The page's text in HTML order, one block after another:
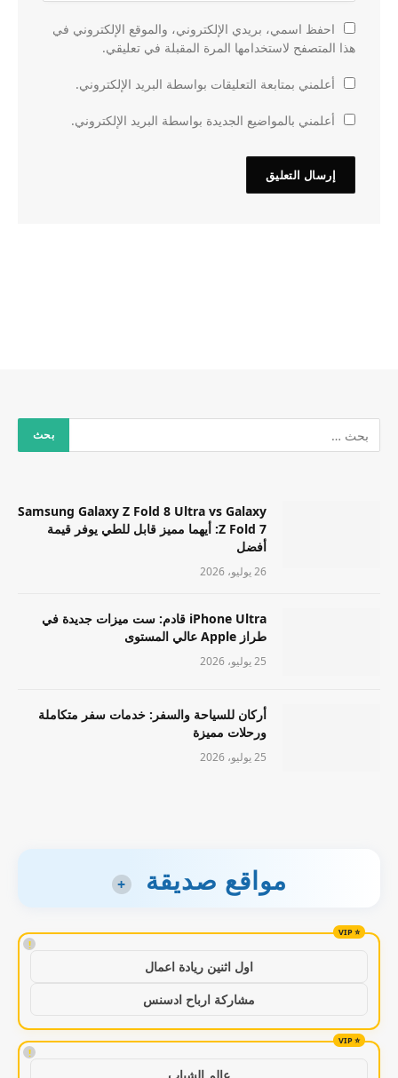
احفظ اسمي، بريدي الإلكتروني، والموقع الإلكتروني في
هذا المتصفح لاستخدامها المرة المقبلة في تعليقي.
أعلمني بمتابعة التعليقات بواسطة البريد الإلكتروني.
أعلمني بالمواضيع الجديدة بواسطة البريد الإلكتروني.
Samsung Galaxy Z Fold 8 Ultra vs Galaxy
Z Fold 7: أيهما مميز قابل للطي يوفر قيمة
أفضل
26 يوليو، 2026
iPhone Ultra قادم: ست ميزات جديدة في
طراز Apple عالي المستوى
25 يوليو، 2026
أركان للسياحة والسفر: خدمات سفر متكاملة
ورحلات مميزة
25 يوليو، 2026
مواقع صديقة +
!
اول اثنين ريادة اعمال
مشاركة ارباح ادسنس
!